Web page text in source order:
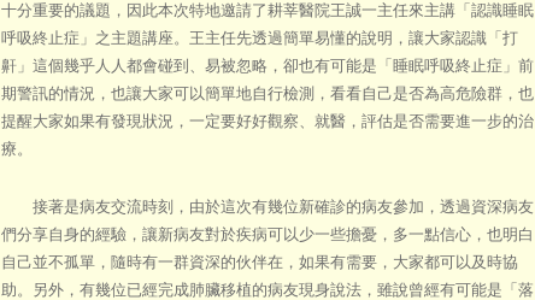
十分重要的議題，因此本次特地邀請了耕莘醫院王誠一主任來主講「認識睡眠
呼吸終止症」之主題講座。王主任先透過簡單易懂的說明，讓大家認識「打
鼾」這個幾乎人人都會碰到、易被忽略，卻也有可能是「睡眠呼吸終止症」前
期警訊的情況，也讓大家可以簡單地自行檢測，看看自己是否為高危險群，也
提醒大家如果有發現狀況，一定要好好觀察、就醫，評估是否需要進一步的治
療。
接著是病友交流時刻，由於這次有幾位新確診的病友參加，透過資深病友
們分享自身的經驗，讓新病友對於疾病可以少一些擔憂，多一點信心，也明白
自己並不孤單，隨時有一群資深的伙伴在，如果有需要，大家都可以及時協
助。另外，有幾位已經完成肺臟移植的病友現身說法，雖說曾經有可能是「落